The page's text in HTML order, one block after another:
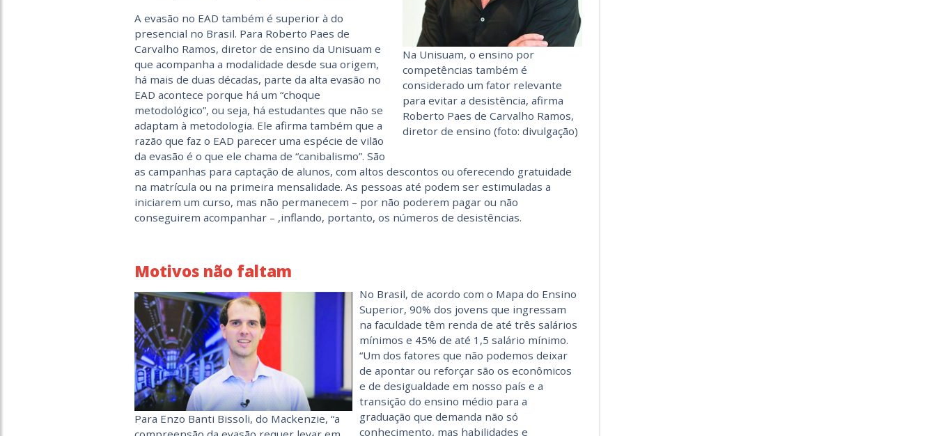
Na Unisuam, o ensino por
competências também é
considerado um fator relevante
para evitar a desistência, afirma
Roberto Paes de Carvalho Ramos,
diretor de ensino (foto: divulgação)
A evasão no EAD também é superior à do
presencial no Brasil. Para Roberto Paes de
Carvalho Ramos, diretor de ensino da Unisuam e
que acompanha a modalidade desde sua origem,
há mais de duas décadas, parte da alta evasão no
EAD acontece porque há um “choque
metodológico”, ou seja, há estudantes que não se
adaptam à metodologia. Ele afirma também que a
razão que faz o EAD parecer uma espécie de vilão
da evasão é o que ele chama de “canibalismo”. São
as campanhas para captação de alunos, com altos descontos ou oferecendo gratuidade
na matrícula ou na primeira mensalidade. As pessoas até podem ser estimuladas a
iniciarem um curso, mas não permanecem – por não poderem pagar ou não
conseguirem acompanhar – ,inflando, portanto, os números de desistências.
Motivos não faltam
Para Enzo Banti Bissoli, do Mackenzie, “a
No Brasil, de acordo com o Mapa do Ensino
Superior, 90% dos jovens que ingressam
na faculdade têm renda de até três salários
mínimos e 45% de até 1,5 salário mínimo.
“Um dos fatores que não podemos deixar
de apontar ou reforçar são os econômicos
e de desigualdade em nosso país e a
transição do ensino médio para a
graduação que demanda não só
conhecimento, mas habilidades e